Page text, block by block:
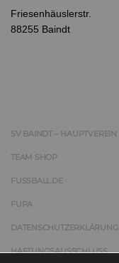
Friesenhäuslerstr.
88255 Baindt
SV BAINDT – HAUPTVEREIN
TEAM SHOP
FUSSBALL.DE
FUPA
DATENSCHUTZERKLÄRUNG
HAFTUNGSAUSSCHLUSS